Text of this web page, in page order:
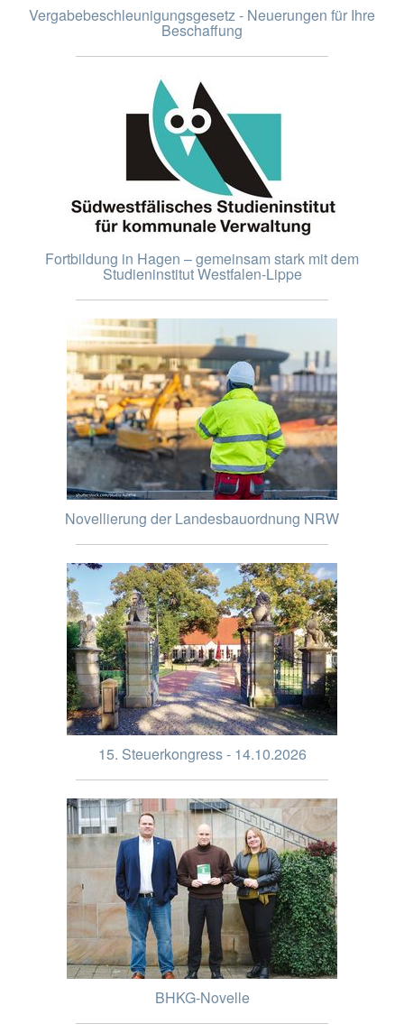
Vergabebeschleunigungsgesetz - Neuerungen für Ihre
Beschaffung
Fortbildung in Hagen – gemeinsam stark mit dem
Studieninstitut Westfalen-Lippe
Novellierung der Landesbauordnung NRW
15. Steuerkongress - 14.10.2026
BHKG-Novelle